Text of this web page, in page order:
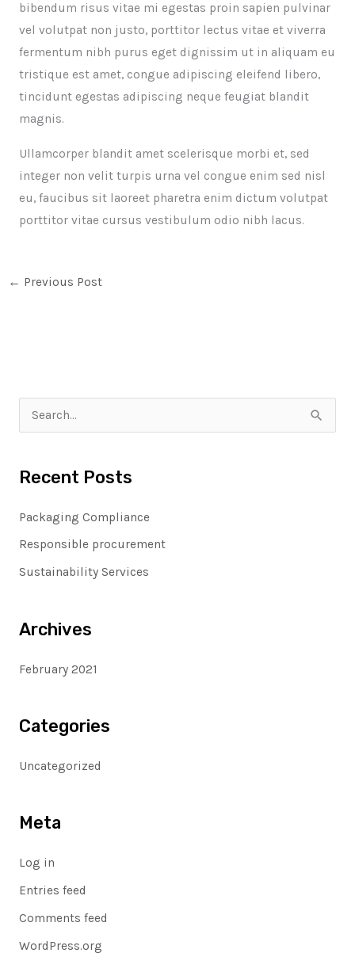
bibendum risus vitae mi egestas proin sapien pulvinar
vel volutpat non justo, porttitor lectus vitae et viverra
fermentum nibh purus eget dignissim ut in aliquam eu
tristique est amet, congue adipiscing eleifend libero,
tincidunt egestas adipiscing neque feugiat blandit
magnis.
Ullamcorper blandit amet scelerisque morbi et, sed
integer non velit turpis urna vel congue enim sed nisl
eu, faucibus sit laoreet pharetra enim dictum volutpat
porttitor vitae cursus vestibulum odio nibh lacus.
← Previous Post
a
c
h
f
Recent Posts
Packaging Compliance
Responsible procurement
Sustainability Services
Archives
February 2021
Categories
Uncategorized
Meta
Log in
Entries feed
Comments feed
WordPress.org